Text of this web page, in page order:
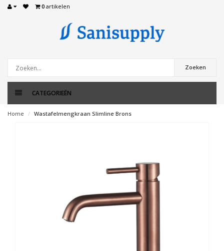
0 artikelen
Zoeken
CATEGORIEËN
Home Wastafelmengkraan Slimline Brons